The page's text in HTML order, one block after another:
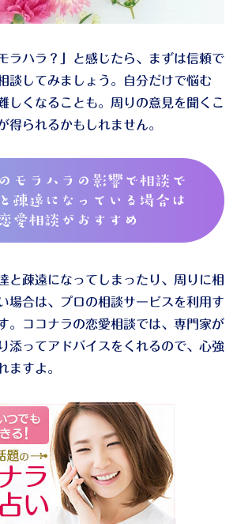
ラハラ？」と感じたら、まずは信頼で
談してみましょう。自分だけで悩む
しくなることも。周りの意見を聞くこ
得られるかもしれません。
モラハラの影響で相談で
疎遠になっている場合は
愛相談がおすすめ
と疎遠になってしまったり、周りに相
場合は、プロの相談サービスを利用す
。ココナラの恋愛相談では、専門家が
添ってアドバイスをくれるので、心強
ますよ。